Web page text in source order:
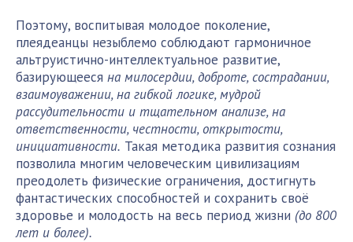
Поэтому, воспитывая молодое поколение,
плеядеанцы незыблемо соблюдают гармоничное
альтруистично-интеллектуальное развитие,
базирующееся на милосердии, доброте, сострадании,
взаимоуважении, на гибкой логике, мудрой
рассудительности и тщательном анализе, на
ответственности, честности, открытости,
инициативности. Такая методика развития сознания
позволила многим человеческим цивилизациям
преодолеть физические ограничения, достигнуть
фантастических способностей и сохранить своё
здоровье и молодость на весь период жизни (до 800
лет и более).